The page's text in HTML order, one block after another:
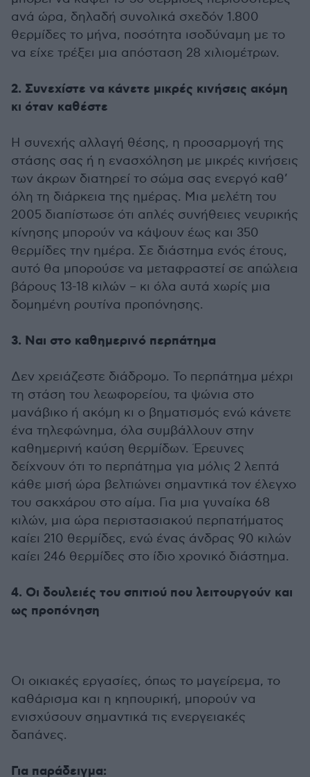
ανά ώρα, δηλαδή συνολικά σχεδόν 1.800
θερμίδες το μήνα, ποσότητα ισοδύναμη με το
να είχε τρέξει μια απόσταση 28 χιλιομέτρων.
2. Συνεχίστε να κάνετε μικρές κινήσεις ακόμη
κι όταν καθέστε
Η συνεχής αλλαγή θέσης, η προσαρμογή της
στάσης σας ή η ενασχόληση με μικρές κινήσεις
των άκρων διατηρεί το σώμα σας ενεργό καθ’
όλη τη διάρκεια της ημέρας. Μια μελέτη του
2005 διαπίστωσε ότι απλές συνήθειες νευρικής
κίνησης μπορούν να κάψουν έως και 350
θερμίδες την ημέρα. Σε διάστημα ενός έτους,
αυτό θα μπορούσε να μεταφραστεί σε απώλεια
βάρους 13-18 κιλών – κι όλα αυτά χωρίς μια
δομημένη ρουτίνα προπόνησης.
3. Ναι στο καθημερινό περπάτημα
Δεν χρειάζεστε διάδρομο. Το περπάτημα μέχρι
τη στάση του λεωφορείου, τα ψώνια στο
μανάβικο ή ακόμη κι ο βηματισμός ενώ κάνετε
ένα τηλεφώνημα, όλα συμβάλλουν στην
καθημερινή καύση θερμίδων. Έρευνες
δείχνουν ότι το περπάτημα για μόλις 2 λεπτά
κάθε μισή ώρα βελτιώνει σημαντικά τον έλεγχο
του σακχάρου στο αίμα. Για μια γυναίκα 68
κιλών, μια ώρα περιστασιακού περπατήματος
καίει 210 θερμίδες, ενώ ένας άνδρας 90 κιλών
καίει 246 θερμίδες στο ίδιο χρονικό διάστημα.
4. Οι δουλειές του σπιτιού που λειτουργούν και
ως προπόνηση
Οι οικιακές εργασίες, όπως το μαγείρεμα, το
καθάρισμα και η κηπουρική, μπορούν να
ενισχύσουν σημαντικά τις ενεργειακές
δαπάνες.
Για παράδειγμα: